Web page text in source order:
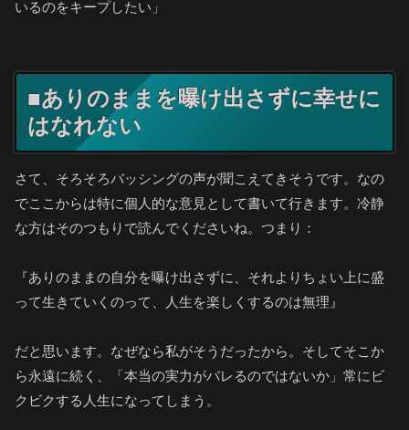
いるのをキープしたい」
■ありのままを曝け出さずに幸せに
はなれない
さて、そろそろバッシングの声が聞こえてきそうです。なの
でここからは特に個人的な意見として書いて行きます。冷静
な方はそのつもりで読んでくださいね。つまり：
『ありのままの自分を曝け出さずに、それよりちょい上に盛
って生きていくのって、人生を楽しくするのは無理』
だと思います。なぜなら私がそうだったから。そしてそこか
ら永遠に続く、「本当の実力がバレるのではないか」常にビ
クビクする人生になってしまう。